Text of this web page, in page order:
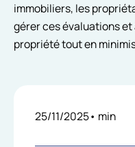
25/11/2025• min
immobiliers, les
gérer ces évaluations et
propriété tout en